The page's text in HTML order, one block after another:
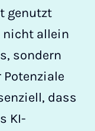
genutzt
nicht allein
sondern
dass
KI-